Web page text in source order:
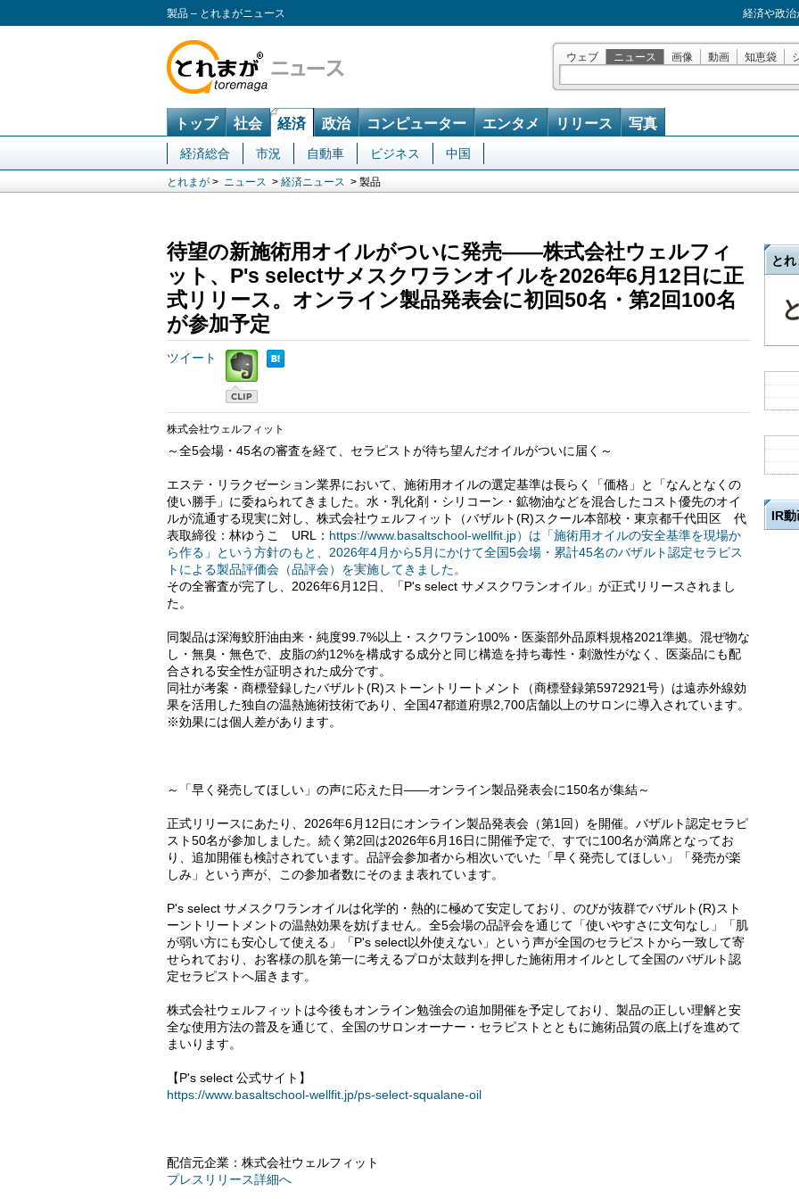
製品 – とれまがニュース 経済や政
ウェブ ニュース 画像 動画 知恵袋
トップ 社会 経済 政治 コンピューター エンタメ リリース 写真
経済総合 市況 自動車 ビジネス 中国
とれまが > ニュース > 経済ニュース > 製品
待望の新施術用オイルがついに発売――株式会社ウェルフィ
ット、P's selectサメスクワランオイルを2026年6月12日に正
式リリース。オンライン製品発表会に初回50名・第2回100名
が参加予定
ツイート
株式会社ウェルフィット
～全5会場・45名の審査を経て、セラピストが待ち望んだオイルがついに届く～
エステ・リラクゼーション業界において、施術用オイルの選定基準は長らく「価格」と「なんとなくの
使い勝手」に委ねられてきました。水・乳化剤・シリコーン・鉱物油などを混合したコスト優先のオイ
ルが流通する現実に対し、株式会社ウェルフィット（バザルト(R)スクール本部校・東京都千代田区 代
表取締役：林ゆうこ URL： https://www.basaltschool-wellfit.jp）は「施術用オイルの安全基準を現場か
ら作る」という方針のもと、2026年4月から5月にかけて全国5会場・累計45名のバザルト認定セラピス
トによる製品評価会（品評会）を実施してきました。
その全審査が完了し、2026年6月12日、「P's select サメスクワランオイル」が正式リリースされまし
た。
同製品は深海鮫肝油由来・純度99.7%以上・スクワラン100%・医薬部外品原料規格2021準拠。混ぜ物な
し・無臭・無色で、皮脂の約12%を構成する成分と同じ構造を持ち毒性・刺激性がなく、医薬品にも配
合される安全性が証明された成分です。
同社が考案・商標登録したバザルト(R)ストーントリートメント（商標登録第5972921号）は遠赤外線効
果を活用した独自の温熱施術技術であり、全国47都道府県2,700店舗以上のサロンに導入されています。
※効果には個人差があります。
～「早く発売してほしい」の声に応えた日――オンライン製品発表会に150名が集結～
正式リリースにあたり、2026年6月12日にオンライン製品発表会（第1回）を開催。バザルト認定セラピ
スト50名が参加しました。続く第2回は2026年6月16日に開催予定で、すでに100名が満席となってお
り、追加開催も検討されています。品評会参加者から相次いでいた「早く発売してほしい」「発売が楽
しみ」という声が、この参加者数にそのまま表れています。
P's select サメスクワランオイルは化学的・熱的に極めて安定しており、のびが抜群でバザルト(R)スト
ーントリートメントの温熱効果を妨げません。全5会場の品評会を通じて「使いやすさに文句なし」「肌
が弱い方にも安心して使える」「P's select以外使えない」という声が全国のセラピストから一致して寄
せられており、お客様の肌を第一に考えるプロが太鼓判を押した施術用オイルとして全国のバザルト認
定セラピストへ届きます。
株式会社ウェルフィットは今後もオンライン勉強会の追加開催を予定しており、製品の正しい理解と安
全な使用方法の普及を通じて、全国のサロンオーナー・セラピストとともに施術品質の底上げを進めて
まいります。
【P's select 公式サイト】
https://www.basaltschool-wellfit.jp/ps-select-squalane-oil
配信元企業：株式会社ウェルフィット
プレスリリース詳細へ
とれ
IR動